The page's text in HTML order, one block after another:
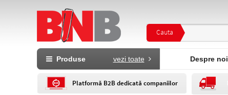
Cauta
Produse vezi toate Despre noi
Platformă B2B dedicată companiilor